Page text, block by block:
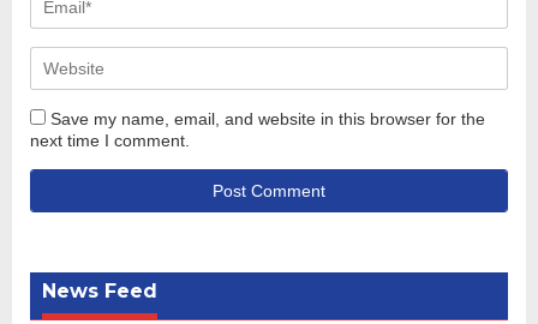
Save my name, email, and website in this browser for the
next time I comment.
News Feed